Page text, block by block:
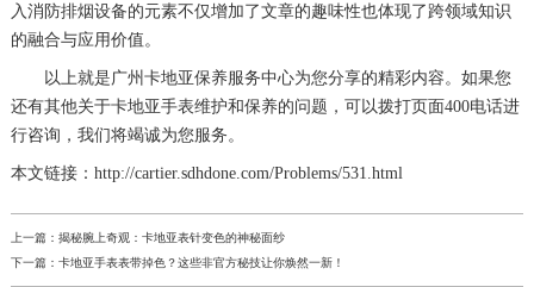
入消防排烟设备的元素不仅增加了文章的趣味性也体现了跨领域知识
的融合与应用价值。
以上就是 广州卡地亚保养服务中心为您分享的精彩内容。如果您
还有其他关于卡地亚手表维护和保养的问题，可以拨打页面400电话进
行咨询，我们将竭诚为您服务。
本文链接：http://cartier.sdhdone.com/Problems/531.html
上一篇： 揭秘腕上奇观：卡地亚表针变色的神秘面纱
下一篇： 卡地亚手表表带掉色？这些非官方秘技让你焕然一新！